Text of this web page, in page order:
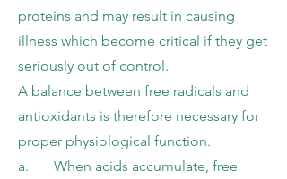
proteins and may result in causing
illness which become critical if they get
seriously out of control.
A balance between free radicals and
antioxidants is therefore necessary for
proper physiological function.
a. When acids accumulate, free